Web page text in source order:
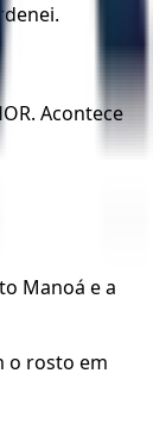
Acontece
Manoá e a
o rosto em